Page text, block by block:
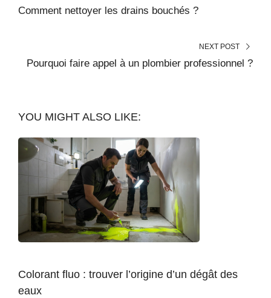
Comment nettoyer les drains bouchés ?
NEXT POST
Pourquoi faire appel à un plombier professionnel ?
YOU MIGHT ALSO LIKE:
Colorant fluo : trouver l’origine d’un dégât des
eaux